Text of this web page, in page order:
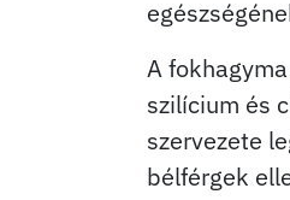
A
szilícium és
szervezete
bélférgek